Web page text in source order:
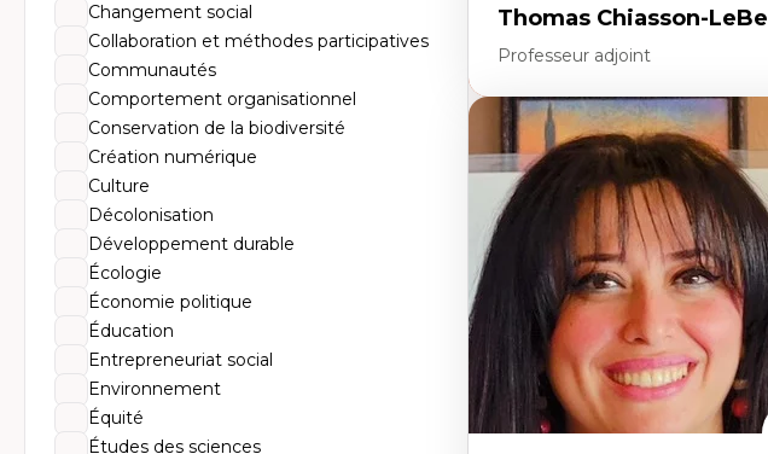
Changement social
Collaboration et méthodes participatives
Communautés
Comportement organisationnel
Conservation de la biodiversité
Création numérique
Culture
Décolonisation
Développement durable
Écologie
Économie politique
Éducation
Entrepreneuriat social
Environnement
Équité
Études des sciences
Thomas Chiasson-LeBel
Professeur adjoint
Expertises
Théories du développement
Économie politique comparée
Élites économiques
Sociologie économique
Extractivisme
Classes sociales
Mouvements sociaux
Théories de l’État